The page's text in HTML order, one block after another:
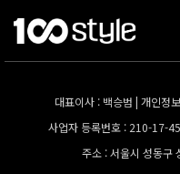
대표이사 : 백승범 | 개인정
사업자 등록번호 : 210-17-
주소 : 서울시 성동구